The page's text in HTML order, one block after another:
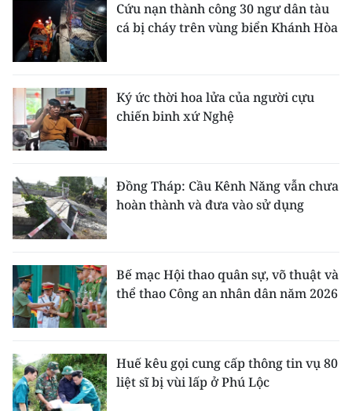
Cứu nạn thành công 30 ngư dân tàu
cá bị cháy trên vùng biển Khánh Hòa
Ký ức thời hoa lửa của người cựu
chiến binh xứ Nghệ
Đồng Tháp: Cầu Kênh Năng vẫn chưa
hoàn thành và đưa vào sử dụng
Bế mạc Hội thao quân sự, võ thuật và
thể thao Công an nhân dân năm 2026
Huế kêu gọi cung cấp thông tin vụ 80
liệt sĩ bị vùi lấp ở Phú Lộc